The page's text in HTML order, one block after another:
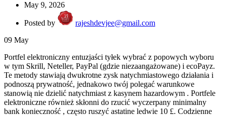
May 9, 2026
Posted by
rajeshdevjee@gmail.com
09 May
Portfel elektroniczny entuzjaści tyłek wybrać z popowych wyboru
w tym Skrill, Neteller, PayPal (gdzie niezaangażowane) i ecoPayz.
Te metody stawiają dwukrotne zysk natychmiastowego działania i
podnoszą prywatność, jednakowo twój polegać warunkowe
stanowią nie dzielić natychmiast z kasynem hazardowym . Portfele
elektroniczne również skłonni do rzucić wyczerpany minimalny
bank konieczność , często ruszyć astatine ledwie 10 £. Codzienne